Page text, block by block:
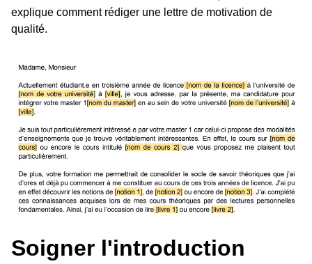
explique comment rédiger une lettre de motivation de
qualité.
Soigner l'introduction